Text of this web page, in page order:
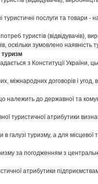
туристичні послуги та товари -
туристів (відвідувачів),
оскільки зумовлено
туризм
з Конституції України,
міжнародних договорів і угод,
належить до державної та
туристичної атрибутики
галузі туризму, а для місцевої
за погодженням з
атрибутики